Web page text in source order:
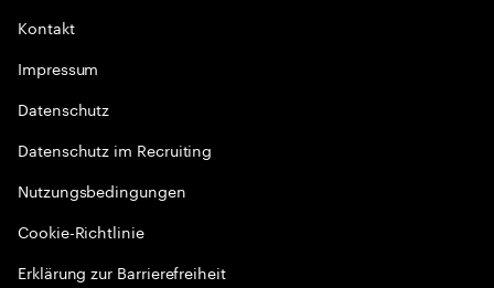
Kontakt
Impressum
Datenschutz
Datenschutz im Recruiting
Nutzungsbedingungen
Cookie-Richtlinie
Erklärung zur Barrierefreiheit